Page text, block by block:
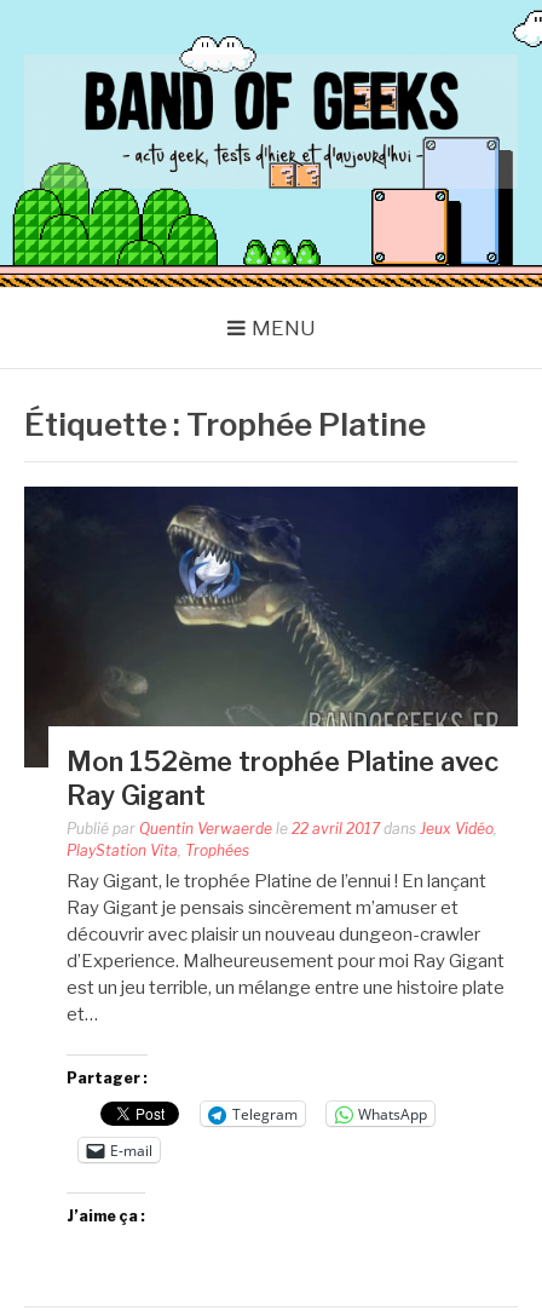
BAND OF GEEKS
Actu Geek d'hier et d'aujourd'hui
MENU
Étiquette : Trophée Platine
Mon 152ème trophée Platine avec
Ray Gigant
Publié par Quentin Verwaerde le 22 avril 2017dans Jeux Vidéo
PlayStation Vita Trophées
Ray Gigant, le trophée Platine de l’ennui ! En lançant
Ray Gigant je pensais sincèrement m’amuser et
découvrir avec plaisir un nouveau dungeon-crawler
d’Experience. Malheureusement pour moi Ray Gigant
est un jeu terrible, un mélange entre une histoire plate
et…
Partager :
Telegram
WhatsApp
E-mail
J’aime ça :